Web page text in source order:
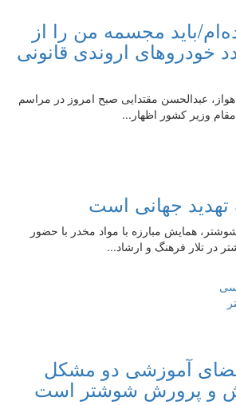
باید مجسمه من را از
خودروهای اروندی قانونی
عبدالحسن مقتدایی صبح امروز در مراسم
وزیر کشور اظهار...
جهانی است
همایش مبارزه با مواد مخدر با حضور
در تلار فرهنگ و ارشاد...
فضای آموزشی دو مشکل
و پرورش شوشتر است